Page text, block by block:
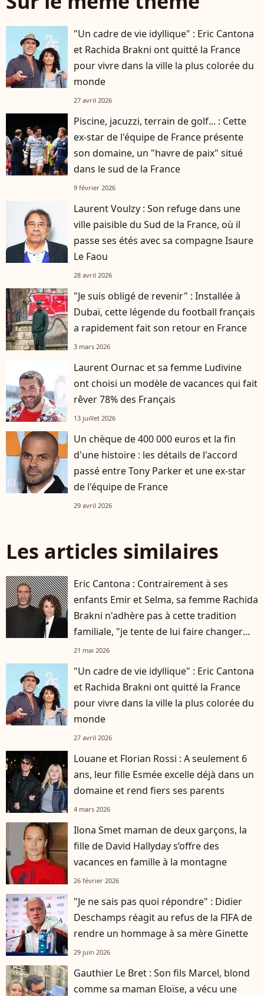
"Un cadre de vie idyllique" : Eric Cantona
et Rachida Brakni ont quitté la France
pour vivre dans la ville la plus colorée du
monde
27 avril 2026
Piscine, jacuzzi, terrain de golf... : Cette
ex-star de l'équipe de France présente
son domaine, un "havre de paix" situé
dans le sud de la France
9 février 2026
Laurent Voulzy : Son refuge dans une
ville paisible du Sud de la France, où il
passe ses étés avec sa compagne Isaure
Le Faou
28 avril 2026
"Je suis obligé de revenir" : Installée à
Dubaï, cette légende du football français
a rapidement fait son retour en France
3 mars 2026
Laurent Ournac et sa femme Ludivine
ont choisi un modèle de vacances qui fait
rêver 78% des Français
13 juillet 2026
Un chèque de 400 000 euros et la fin
d'une histoire : les détails de l'accord
passé entre Tony Parker et une ex-star
de l'équipe de France
29 avril 2026
Les articles similaires
Eric Cantona : Contrairement à ses
enfants Emir et Selma, sa femme Rachida
Brakni n'adhère pas à cette tradition
familiale, "je tente de lui faire changer
d'avis"
21 mai 2026
"Un cadre de vie idyllique" : Eric Cantona
et Rachida Brakni ont quitté la France
pour vivre dans la ville la plus colorée du
monde
27 avril 2026
Louane et Florian Rossi : A seulement 6
ans, leur fille Esmée excelle déjà dans un
domaine et rend fiers ses parents
4 mars 2026
Ilona Smet maman de deux garçons, la
fille de David Hallyday s’offre des
vacances en famille à la montagne
26 février 2026
"Je ne sais pas quoi répondre" : Didier
Deschamps réagit au refus de la FIFA de
rendre un hommage à sa mère Ginette
29 juin 2026
Gauthier Le Bret : Son fils Marcel, blond
comme sa maman Eloïse, a vécu une